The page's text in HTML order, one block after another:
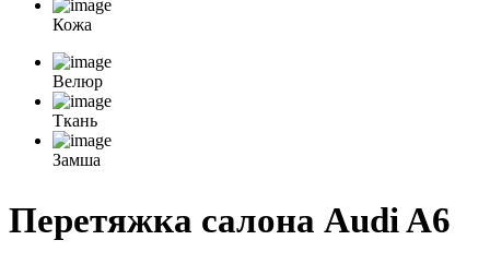
Кожа
Велюр
Ткань
Замша
Перетяжка салона Audi A6